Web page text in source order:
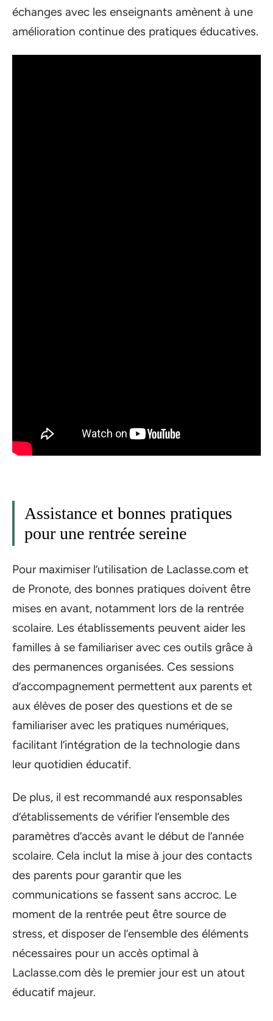
échanges avec les enseignants amènent à une
amélioration continue des pratiques éducatives.
Assistance et bonnes pratiques
pour une rentrée sereine
Pour maximiser l’utilisation de Laclasse.com et
de Pronote, des bonnes pratiques doivent être
mises en avant, notamment lors de la rentrée
scolaire. Les établissements peuvent aider les
familles à se familiariser avec ces outils grâce à
des permanences organisées. Ces sessions
d’accompagnement permettent aux parents et
aux élèves de poser des questions et de se
familiariser avec les pratiques numériques,
facilitant l’intégration de la technologie dans
leur quotidien éducatif.
De plus, il est recommandé aux responsables
d’établissements de vérifier l’ensemble des
paramètres d’accès avant le début de l’année
scolaire. Cela inclut la mise à jour des contacts
des parents pour garantir que les
communications se fassent sans accroc. Le
moment de la rentrée peut être source de
stress, et disposer de l’ensemble des éléments
nécessaires pour un accès optimal à
Laclasse.com dès le premier jour est un atout
éducatif majeur.